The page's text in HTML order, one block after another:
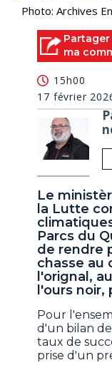
Photo: Archives
Partager
ma
15h00
17 février
Le
la Lutte
Parcs du
de rendre
chasse au
l'orignal,
l'ours noir,
Pour
d'un bilan
taux de
prise d'un